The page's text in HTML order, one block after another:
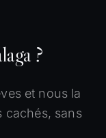
?
et nous la
cachés, sans